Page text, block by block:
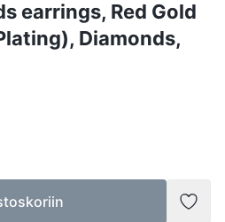
earrings, Red Gold
Diamonds,